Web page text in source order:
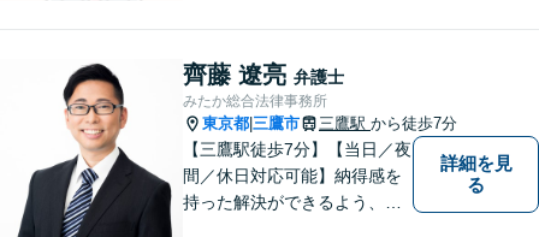
した弁護活動を行います。
【電話相談可】
齊藤 遼亮 弁護士
みたか総合法律事務所
東京都 三鷹市 三鷹駅 から徒歩7分
【三鷹駅徒歩7分】【当日／夜
間／休日対応可能】納得感を
持った解決ができるよう、問
詳細を見
る